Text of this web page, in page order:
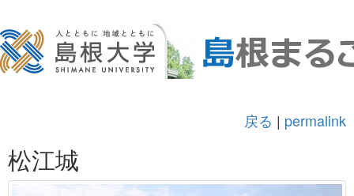
戻る | permalink
松江城